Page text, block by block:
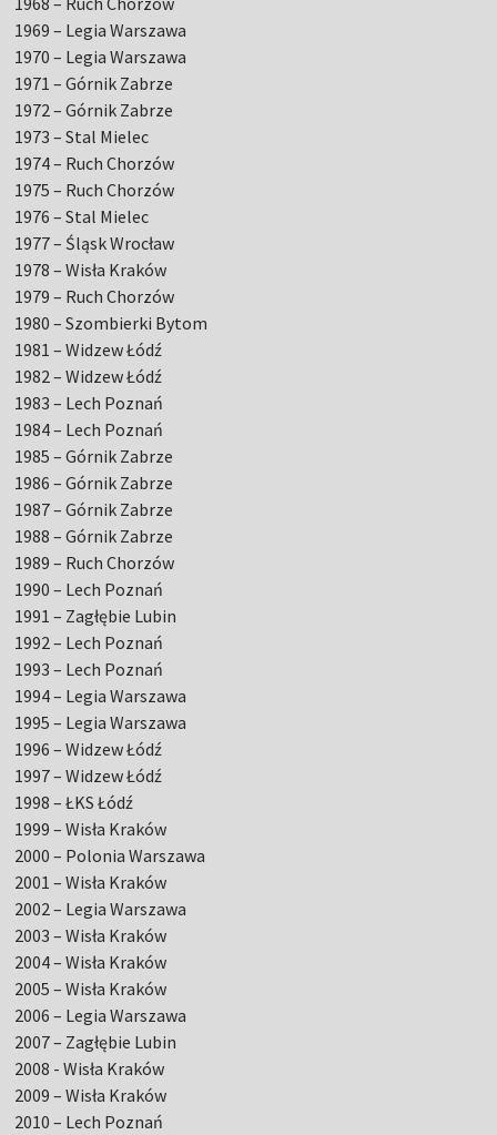
1969 – Legia Warszawa
1970 – Legia Warszawa
1971 – Górnik Zabrze
1972 – Górnik Zabrze
1973 – Stal Mielec
1974 – Ruch Chorzów
1975 – Ruch Chorzów
1976 – Stal Mielec
1977 – Śląsk Wrocław
1978 – Wisła Kraków
1979 – Ruch Chorzów
1980 – Szombierki Bytom
1981 – Widzew Łódź
1982 – Widzew Łódź
1983 – Lech Poznań
1984 – Lech Poznań
1985 – Górnik Zabrze
1986 – Górnik Zabrze
1987 – Górnik Zabrze
1988 – Górnik Zabrze
1989 – Ruch Chorzów
1990 – Lech Poznań
1991 – Zagłębie Lubin
1992 – Lech Poznań
1993 – Lech Poznań
1994 – Legia Warszawa
1995 – Legia Warszawa
1996 – Widzew Łódź
1997 – Widzew Łódź
1998 – ŁKS Łódź
1999 – Wisła Kraków
2000 – Polonia Warszawa
2001 – Wisła Kraków
2002 – Legia Warszawa
2003 – Wisła Kraków
2004 – Wisła Kraków
2005 – Wisła Kraków
2006 – Legia Warszawa
2007 – Zagłębie Lubin
2008 - Wisła Kraków
2009 – Wisła Kraków
2010 – Lech Poznań